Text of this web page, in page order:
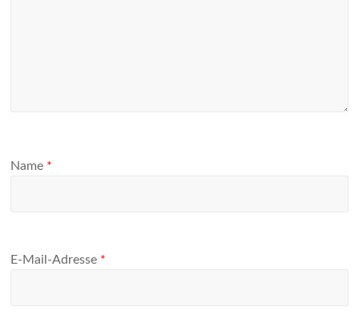
Name *
E-Mail-Adresse *